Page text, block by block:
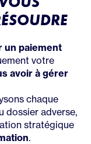
un paiement
votre
avoir à gérer
chaque
dossier adverse,
stratégique
.